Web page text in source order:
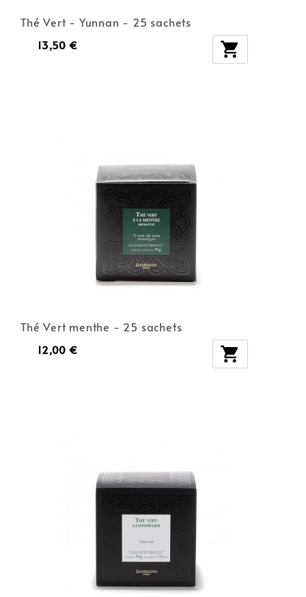
Thé Vert - Yunnan - 25 sachets
13,50 € 
Thé Vert menthe - 25 sachets
12,00 € 